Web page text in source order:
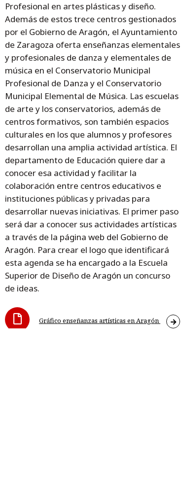
Profesional en artes plásticas y diseño.
Además de estos trece centros gestionados
por el Gobierno de Aragón, el Ayuntamiento
de Zaragoza oferta enseñanzas elementales
y profesionales de danza y elementales de
música en el Conservatorio Municipal
Profesional de Danza y el Conservatorio
Municipal Elemental de Música. Las escuelas
de arte y los conservatorios, además de
centros formativos, son también espacios
culturales en los que alumnos y profesores
desarrollan una amplia actividad artística. El
departamento de Educación quiere dar a
conocer esa actividad y facilitar la
colaboración entre centros educativos e
instituciones públicas y privadas para
desarrollar nuevas iniciativas. El primer paso
será dar a conocer sus actividades artísticas
a través de la página web del Gobierno de
Aragón. Para crear el logo que identificará
esta agenda se ha encargado a la Escuela
Superior de Diseño de Aragón un concurso
de ideas.
Gráfico enseñanzas artísticas en Aragón